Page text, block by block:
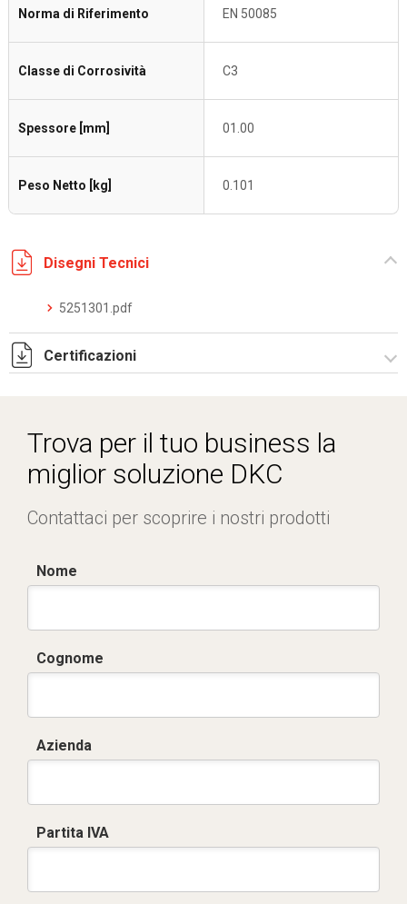
Norma di Riferimento EN 50085
Classe di Corrosività C3
Spessore [mm] 01.00
Peso Netto [kg] 0.101
Disegni Tecnici
5251301.pdf
Certificazioni
Trova per il tuo business la
miglior soluzione DKC
Contattaci per scoprire i nostri prodotti
Nome
Cognome
Azienda
Partita IVA